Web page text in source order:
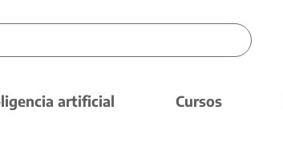
artificial Cursos